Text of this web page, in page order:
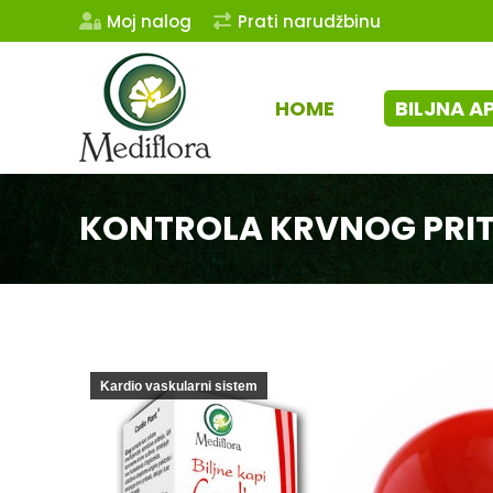
Moj nalog Prati narudžbinu
HOME BILJNA
KONTROLA KRVNOG
Kardio vaskularni sistem